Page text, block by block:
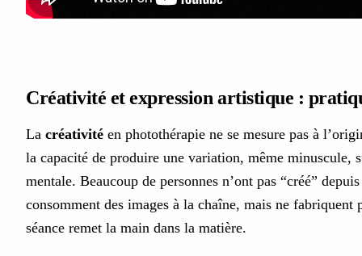
Créativité et expression artistique :
La créativité en photothérapie ne se mesure pas à
la capacité de produire une variation, même minuscule,
mentale. Beaucoup de personnes n’ont pas “créé”
consomment des images à la chaîne, mais ne fabriquent
séance remet la main dans la matière.